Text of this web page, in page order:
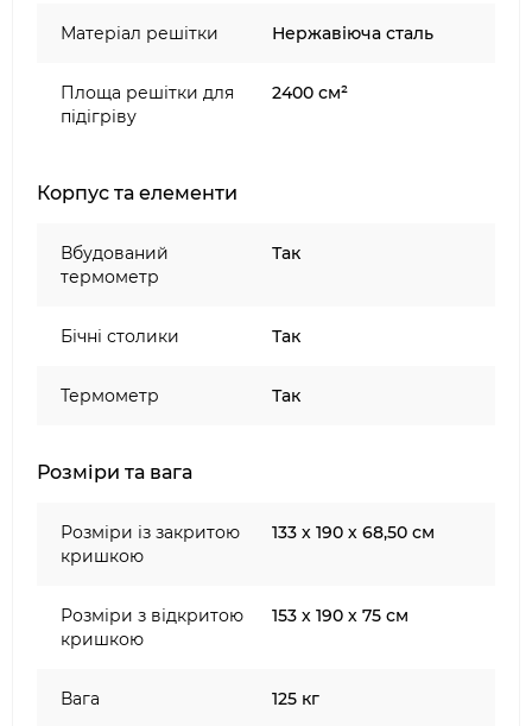
Матеріал решітки Нержавіюча сталь
Площа решітки для
підігріву
2400 см²
Корпус та елементи
Вбудований
термометр
Так
Бічні столики Так
Термометр Так
Розміри та вага
Розміри із закритою
кришкою
133 х 190 х 68,50 см
Розміри з відкритою
кришкою
153 х 190 х 75 см
Вага 125 кг